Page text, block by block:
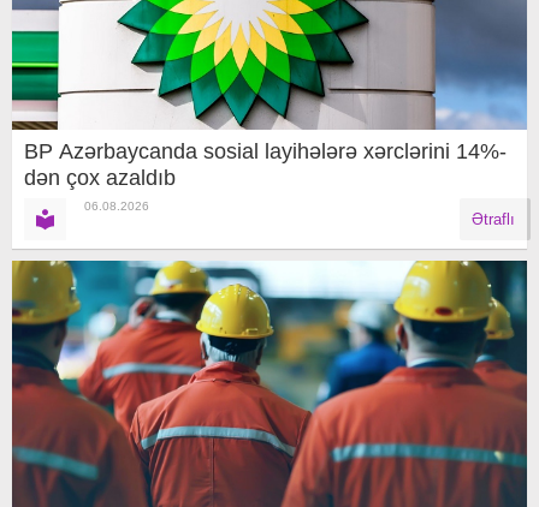
BP Azərbaycanda sosial layihələrə xərclərini 14%-
dən çox azaldıb
06.08.2026
Ətraflı